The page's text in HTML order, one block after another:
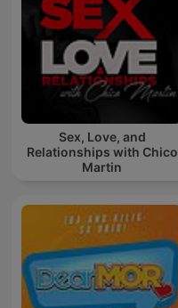
Sex, Love, and
Relationships with Chico
Martin